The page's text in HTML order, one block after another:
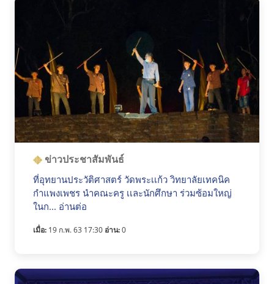
ข่าวประชาสัมพันธ์
ที่อุทยานประวัติศาสตร์ วัดพระเเก้ว วิทยาลัยเทคนิค
กำแพงเพชร นำคณะครู เเละนักศึกษา ร่วมซ้อมใหญ่
ในก... อ่านต่อ
เมื่อ: 19 ก.พ. 63 17:30 อ่าน:0